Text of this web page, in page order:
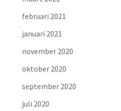
februari 2021
januari 2021
november 2020
oktober 2020
september 2020
juli 2020